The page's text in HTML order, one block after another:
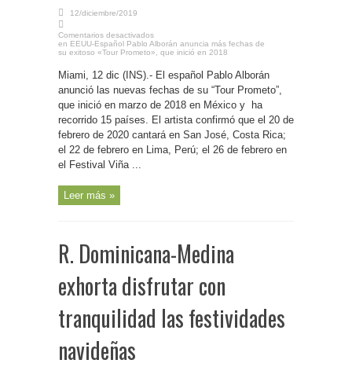
12/diciembre/2019
Comentarios desactivados
en EEUU-Español Pablo Alborán anuncia más fechas de
su exitoso «Tour Prometo», que inició en 2018
Miami, 12 dic (INS).- El español Pablo Alborán
anunció las nuevas fechas de su “Tour Prometo”,
que inició en marzo de 2018 en México y ha
recorrido 15 países. El artista confirmó que el 20 de
febrero de 2020 cantará en San José, Costa Rica;
el 22 de febrero en Lima, Perú; el 26 de febrero en
el Festival Viña ...
Leer más »
R. Dominicana-Medina
exhorta disfrutar con
tranquilidad las festividades
navideñas